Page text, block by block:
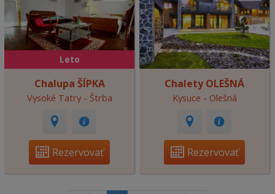
Leto
Chalupa ŠÍPKA
Vysoké Tatry - Štrba
Rezervovať
Chalety OLEŠNÁ
Kysuce - Olešná
Rezervovať